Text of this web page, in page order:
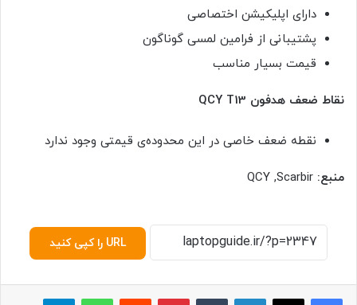
دارای اپلیکیشن اختصاصی
پشتیبانی از فرامین لمسی گوناگون
قیمت بسیار مناسب
نقاط ضعف هدفون QCY T13
نقطه ضعف خاصی در این محدوده‌ی قیمتی وجود ندارد
منبع: QCY ,Scarbir
URL را کپی کنید
لینکدین پینترست ‫رددیت واتس آپ